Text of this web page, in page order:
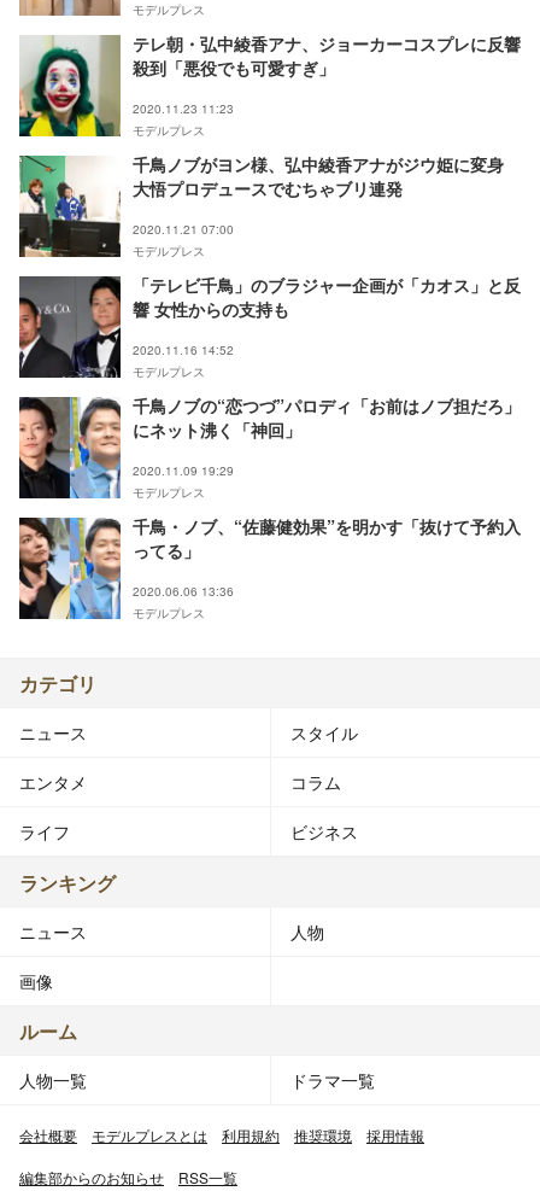
モデルプレス
テレ朝・弘中綾香アナ、ジョーカーコスプレに反響
殺到「悪役でも可愛すぎ」
2020.11.23 11:23
モデルプレス
千鳥ノブがヨン様、弘中綾香アナがジウ姫に変身
大悟プロデュースでむちゃブリ連発
2020.11.21 07:00
モデルプレス
「テレビ千鳥」のブラジャー企画が「カオス」と反
響 女性からの支持も
2020.11.16 14:52
モデルプレス
千鳥ノブの“恋つづ”パロディ「お前はノブ担だろ」
にネット沸く「神回」
2020.11.09 19:29
モデルプレス
千鳥・ノブ、“佐藤健効果”を明かす「抜けて予約入
ってる」
2020.06.06 13:36
モデルプレス
カテゴリ
ニュース スタイル
エンタメ コラム
ライフ ビジネス
ランキング
ニュース 人物
画像
ルーム
人物一覧 ドラマ一覧
会社概要 モデルプレスとは 利用規約 推奨環境 採用情報
編集部からのお知らせ RSS一覧